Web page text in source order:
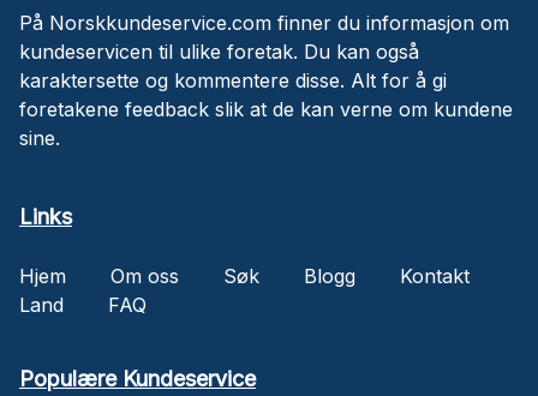
På Norskkundeservice.com finner du informasjon om
kundeservicen til ulike foretak. Du kan også
karaktersette og kommentere disse. Alt for å gi
foretakene feedback slik at de kan verne om kundene
sine.
Links
Hjem Om oss Søk Blogg
Kontakt
Land
FAQ
Populære Kundeservice